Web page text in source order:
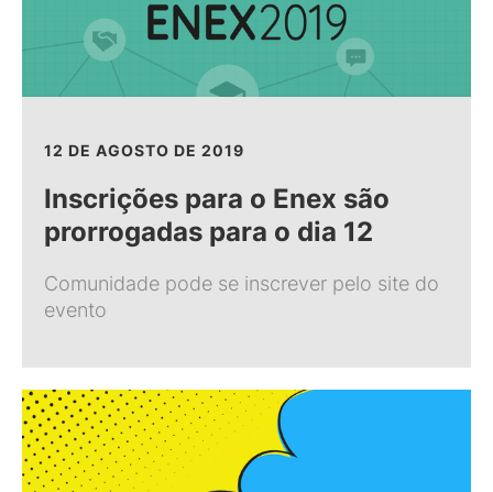
12 DE AGOSTO DE 2019
Inscrições para o Enex são
prorrogadas para o dia 12
Comunidade pode se inscrever pelo site do
evento